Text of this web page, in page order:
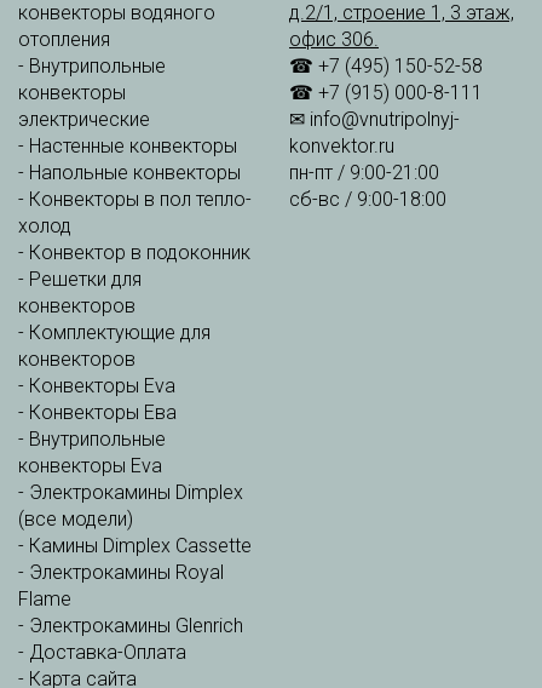
конвекторы водяного
отопления
- Внутрипольные
конвекторы
электрические
- Настенные конвекторы
- Напольные конвекторы
- Конвекторы в пол тепло-
холод
- Конвектор в подоконник
- Решетки для
конвекторов
- Комплектующие для
конвекторов
- Конвекторы Eva
- Конвекторы Ева
- Внутрипольные
конвекторы Eva
- Электрокамины Dimplex
(все модели)
- Камины Dimplex Cassette
- Электрокамины Royal
Flame
- Электрокамины Glenrich
- Доставка-Оплата
- Карта сайта
д.2/1, строение 1, 3 этаж,
офис 306.
☎ +7 (495) 150-52-58
☎ +7 (915) 000-8-111
✉ info@vnutripolnyj-
konvektor.ru
пн-пт / 9:00-21:00
сб-вс / 9:00-18:00